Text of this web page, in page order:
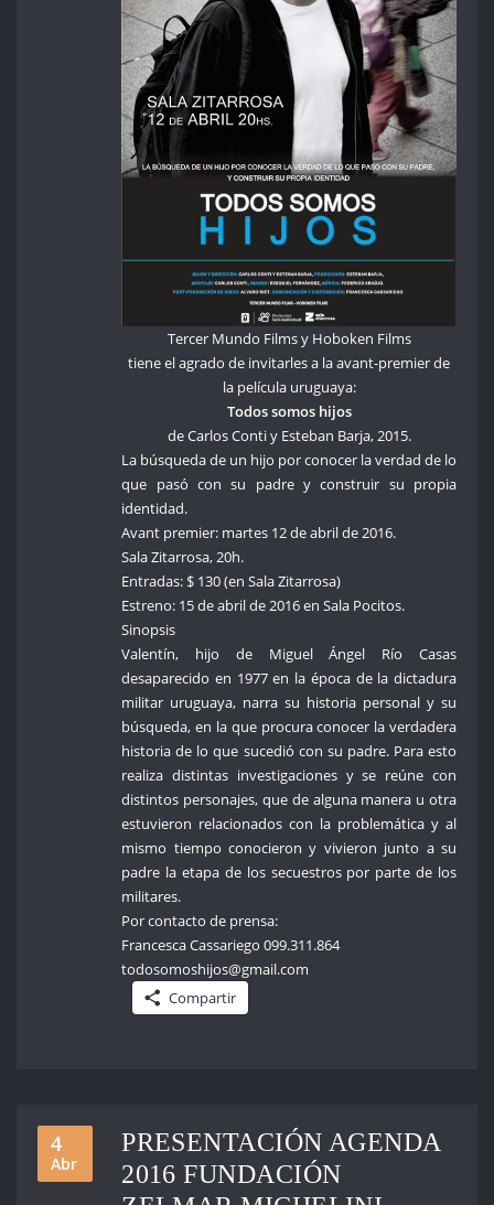
Tercer Mundo Films y Hoboken Films
tiene el agrado de invitarles a la avant-premier de
la película uruguaya:
Todos somos hijos
de Carlos Conti y Esteban Barja, 2015.
La búsqueda de un hijo por conocer la verdad de lo
que pasó con su padre y construir su propia
identidad.
Avant premier: martes 12 de abril de 2016.
Sala Zitarrosa, 20h.
Entradas: $ 130 (en Sala Zitarrosa)
Estreno: 15 de abril de 2016 en Sala Pocitos.
Sinopsis
Valentín, hijo de Miguel Ángel Río Casas
desaparecido en 1977 en la época de la dictadura
militar uruguaya, narra su historia personal y su
búsqueda, en la que procura conocer la verdadera
historia de lo que sucedió con su padre. Para esto
realiza distintas investigaciones y se reúne con
distintos personajes, que de alguna manera u otra
estuvieron relacionados con la problemática y al
mismo tiempo conocieron y vivieron junto a su
padre la etapa de los secuestros por parte de los
militares.
Por contacto de prensa:
Francesca Cassariego 099.311.864
todosomoshijos@gmail.com
Compartir
4
Abr
PRESENTACIÓN AGENDA
2016 FUNDACIÓN